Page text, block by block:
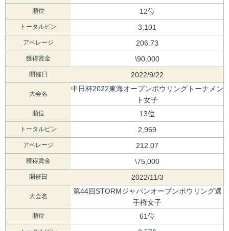
順位 12位
トータルピン 3,101
アベレージ 206.73
獲得賞金 \90,000
開催日 2022/9/22
大会名
中日杯2022東海オープンボウリングトーナメン
ト女子
順位 13位
トータルピン 2,969
アベレージ 212.07
獲得賞金 \75,000
開催日 2022/11/3
大会名
第44回STORMジャパンオープンボウリング選
手権女子
順位 61位